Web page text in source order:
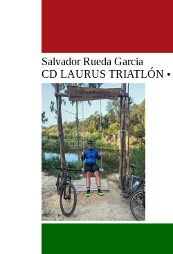
Salvador Rueda Garcia
CD LAURUS TRIATLÓN •